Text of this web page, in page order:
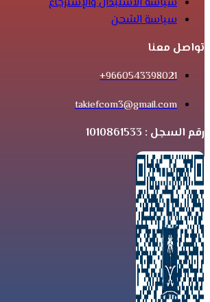
سياسة الشحن
تواصل معنا
9660543398021+
takiefcom3@gmail.com
رقم السجل : 1010861533